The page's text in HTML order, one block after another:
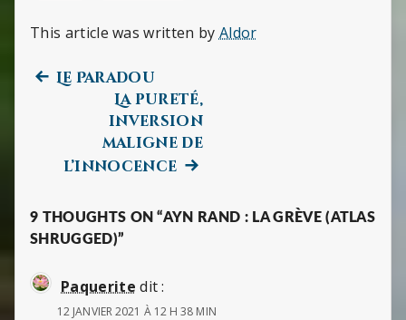
This article was written by Aldor
Navigation
l’article
Previous
Le Paradou
La pureté,
inversion
maligne de
l’innocenceNext
9 THOUGHTS ON “AYN RAND : LA GRÈVE (ATLAS
SHRUGGED)”
Paquerite dit :
12 JANVIER 2021 À 12 H 38 MIN